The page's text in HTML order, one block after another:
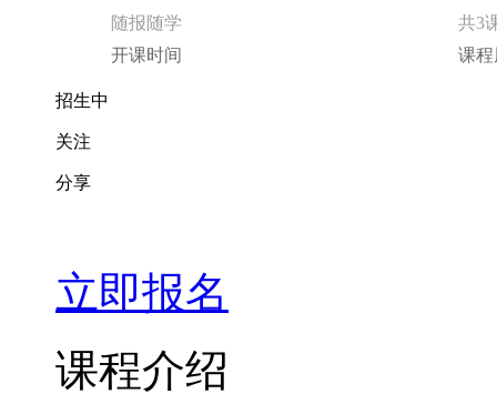
随报随学
共3
开课时间
课
招生中
关注
分享
立即报名
课程介绍